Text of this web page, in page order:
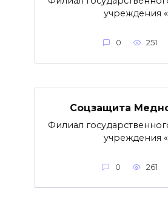
учреждения «
0 251
Соцзащита
Филиал
учреждения «
0 261